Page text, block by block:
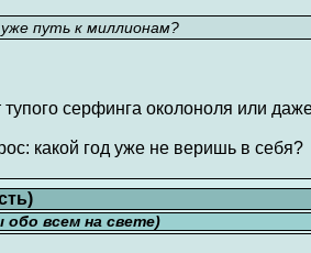
путь к миллионам?
тупого серфинга околоноля или
какой год уже не веришь в себя?
всем на свете)